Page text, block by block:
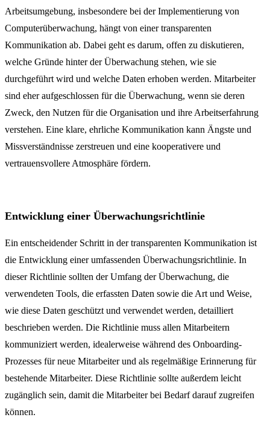
Arbeitsumgebung, insbesondere bei der Implementierung von
Computerüberwachung, hängt von einer transparenten
Kommunikation ab. Dabei geht es darum, offen zu diskutieren,
welche Gründe hinter der Überwachung stehen, wie sie
durchgeführt wird und welche Daten erhoben werden. Mitarbeiter
sind eher aufgeschlossen für die Überwachung, wenn sie deren
Zweck, den Nutzen für die Organisation und ihre Arbeitserfahrung
verstehen. Eine klare, ehrliche Kommunikation kann Ängste und
Missverständnisse zerstreuen und eine kooperativere und
vertrauensvollere Atmosphäre fördern.
Entwicklung einer Überwachungsrichtlinie
Ein entscheidender Schritt in der transparenten Kommunikation ist
die Entwicklung einer umfassenden Überwachungsrichtlinie. In
dieser Richtlinie sollten der Umfang der Überwachung, die
verwendeten Tools, die erfassten Daten sowie die Art und Weise,
wie diese Daten geschützt und verwendet werden, detailliert
beschrieben werden. Die Richtlinie muss allen Mitarbeitern
kommuniziert werden, idealerweise während des Onboarding-
Prozesses für neue Mitarbeiter und als regelmäßige Erinnerung für
bestehende Mitarbeiter. Diese Richtlinie sollte außerdem leicht
zugänglich sein, damit die Mitarbeiter bei Bedarf darauf zugreifen
können.